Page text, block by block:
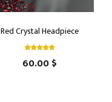
Red Crystal Headpiece
60.00 $